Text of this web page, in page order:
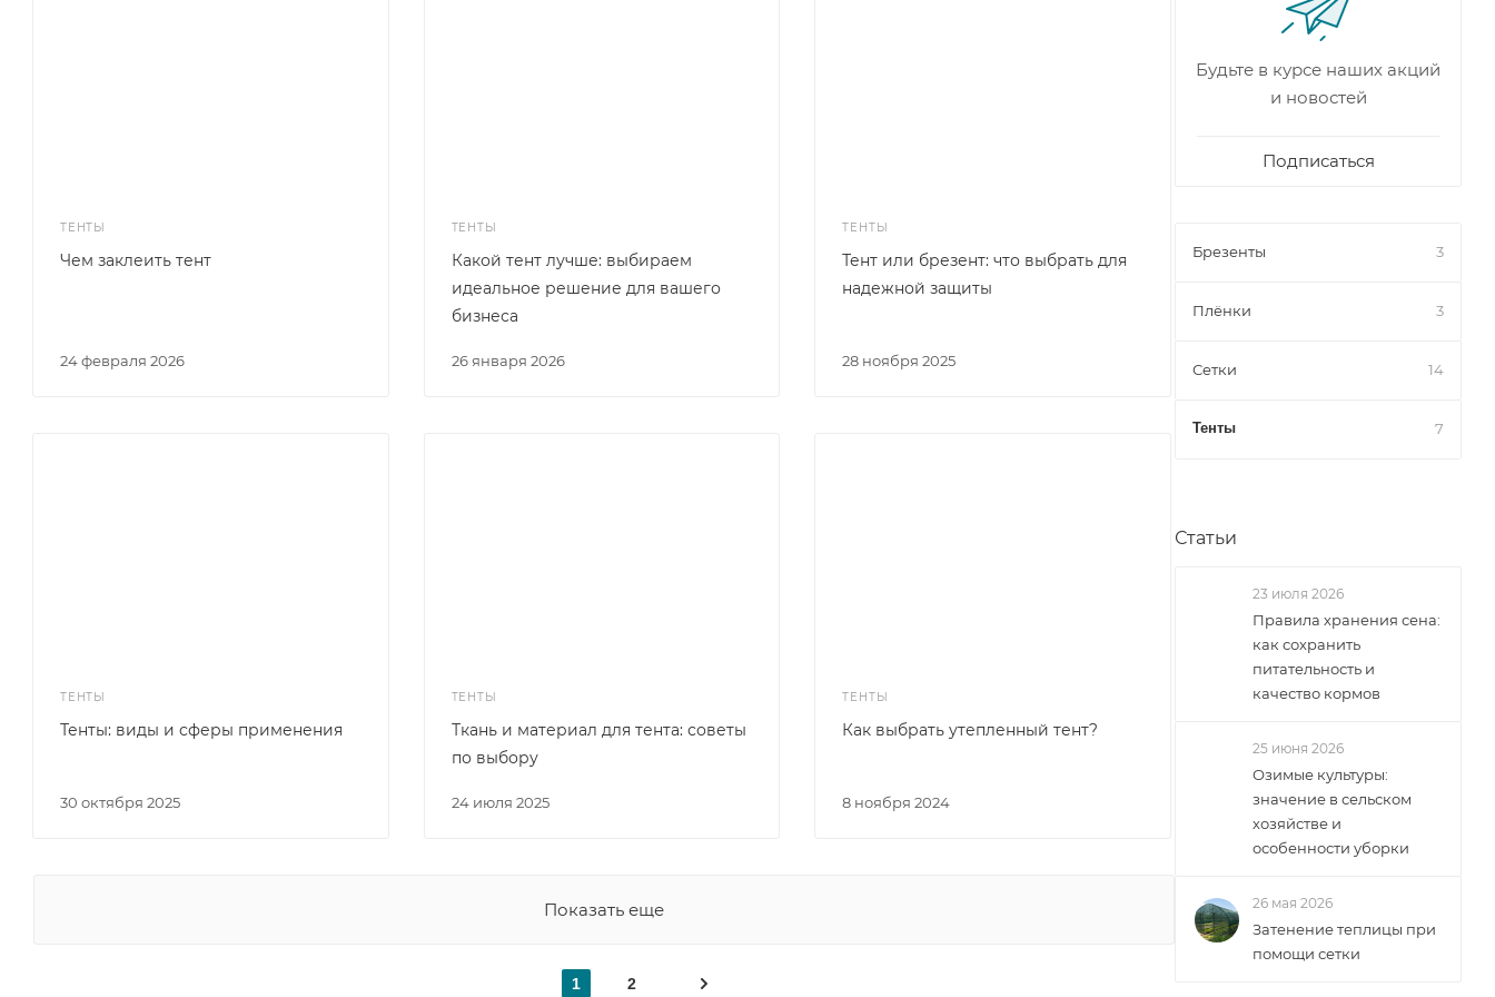
ТЕНТЫ
24 февраля 2026
Чем заклеить тент
ТЕНТЫ
26 января 2026
Какой тент лучше: выбираем
идеальное решение для вашего
бизнеса
ТЕНТЫ
28 ноября 2025
Тент или брезент: что выбрать для
надежной защиты
ТЕНТЫ
30 октября 2025
Тенты: виды и сферы применения
ТЕНТЫ
24 июля 2025
Ткань и материал для тента: советы
по выбору
ТЕНТЫ
8 ноября 2024
Как выбрать утепленный тент?
Показать еще
1 2
Будьте в курсе наших акций
и новостей
Подписаться
Брезенты 3
Плёнки 3
Сетки 14
Тенты 7
Статьи
23 июля 2026
Правила хранения сена:
как сохранить
питательность и
качество кормов
25 июня 2026
Озимые культуры:
значение в сельском
хозяйстве и
особенности уборки
26 мая 2026
Затенение теплицы при
помощи сетки